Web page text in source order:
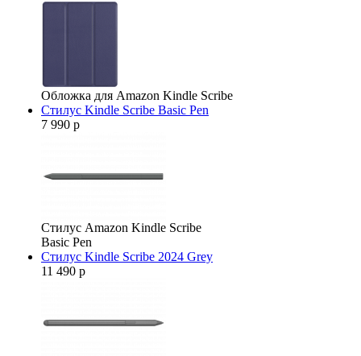
Обложка для Amazon Kindle Scribe
Стилус Kindle Scribe Basic Pen
7 990 р
Стилус Amazon Kindle Scribe
Basic Pen
Стилус Kindle Scribe 2024 Grey
11 490 р